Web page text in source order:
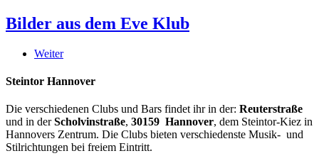
Bilder aus dem Eve Klub
Weiter
Steintor Hannover
Die verschiedenen Clubs und Bars findet ihr in der: Reuterstraße
und in derScholvinstraße, 30159 Hannover, dem Steintor-Kiez in
Hannovers Zentrum. Die Clubs bieten verschiedenste Musik- und
Stilrichtungen bei freiem Eintritt.